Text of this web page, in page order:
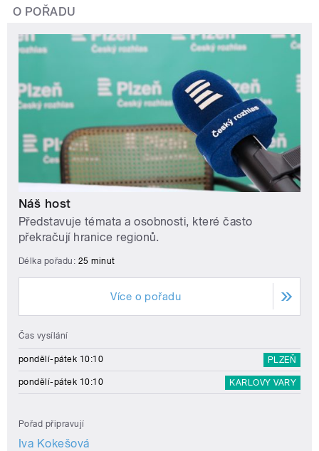
O POŘADU
Náš host
Představuje témata a osobnosti, které často
překračují hranice regionů.
Délka pořadu: 25 minut
Více o pořadu
Čas vysílání
pondělí-pátek 10:10 PLZEŇ
pondělí-pátek 10:10 KARLOVY VARY
Pořad připravují
Iva Kokešová